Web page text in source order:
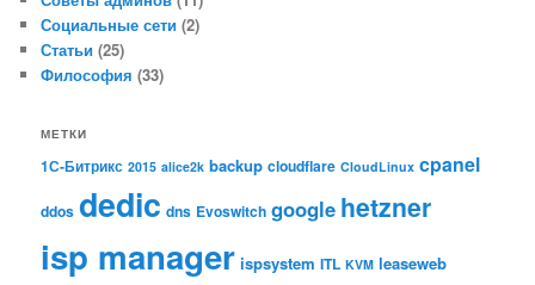
Социальные сети (2)
Статьи (25)
Философия (33)
МЕТКИ
1С-Битрикс 2015 alice2k backup cloudflare CloudLinux cpanel
ddos dedic dns Evoswitch google hetzner
isp manager ispsystem ITL KVM leaseweb